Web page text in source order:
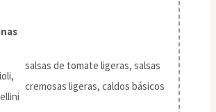
salsas de tomate ligeras, salsas
cremosas ligeras, caldos básicos